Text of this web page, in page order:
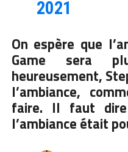
2021
On espère que
Game sera
heureusement,
l’ambiance,
faire. Il faut
l’ambiance était